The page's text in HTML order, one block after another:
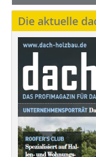
Die aktuelle